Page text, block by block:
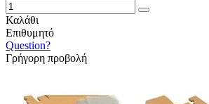
Καλάθι
Επιθυμητό
Question?
Γρήγορη προβολή